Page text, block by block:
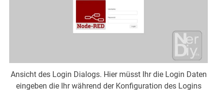
Ansicht des Login Dialogs. Hier müsst Ihr die Login Daten
eingeben die Ihr während der Konfiguration des Logins